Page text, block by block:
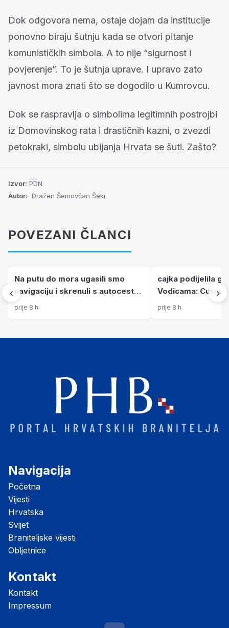
Dok odgovora nema, ostaje dojam da institucije
ponovno biraju šutnju kada se otvori pitanje
komunističkih simbola. A to nije “sigurnost i
povjerenje”. To je šutnja uprave. I upravo zato
javnost mora znati što se dogodilo u Kumrovcu.
Dok se raspravlja o simbolima legitimnih postrojbi
iz Domovinskog rata i drastičnih kazni, o zvezdi
petokraki, simbolu ubijanja Hrvata se šuti. Zašto?
Izvor: PDN
Autor: Dražen Šemovčan Šeki
POVEZANI ČLANCI
‹
Na putu do mora ugasili smo
navigaciju i skrenuli s autoceste
na najljepšu cestu u Hrvatskoj!
prije 8 h
cajka podijelila
Vodicama:
dobrodošla,
u 20:27
prije 8 h
›
Navigacija
Početna
Vijesti
Hrvatska
Svijet
Braniteljske vijesti
Obljetnice
Kontakt
Kontakt
Impressum